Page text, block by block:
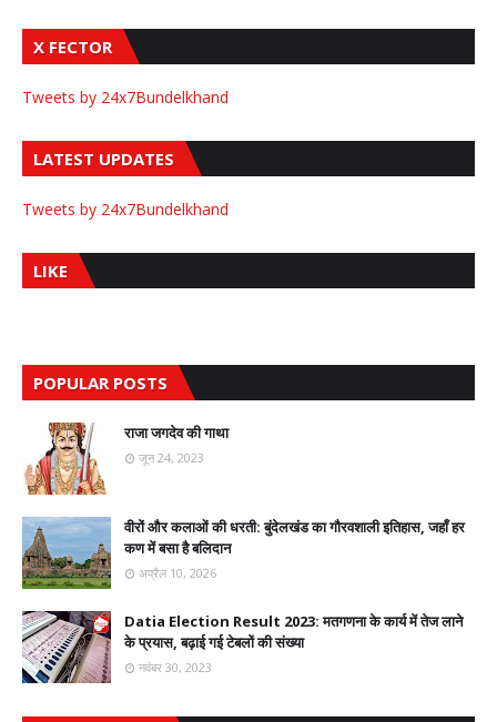
X FECTOR
Tweets by 24x7Bundelkhand
LATEST UPDATES
Tweets by 24x7Bundelkhand
LIKE
POPULAR POSTS
राजा जगदेव की गाथा
जून 24, 2023
वीरों और कलाओं की धरती: बुंदेलखंड का गौरवशाली इतिहास, जहाँ हर
कण में बसा है बलिदान
अप्रैल 10, 2026
Datia Election Result 2023: मतगणना के कार्य में तेज लाने
के प्रयास, बढ़ाई गई टेबलों की संख्या
नवंबर 30, 2023